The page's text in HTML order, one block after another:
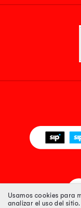
Usamos cookies para
analizar el uso del sitio.